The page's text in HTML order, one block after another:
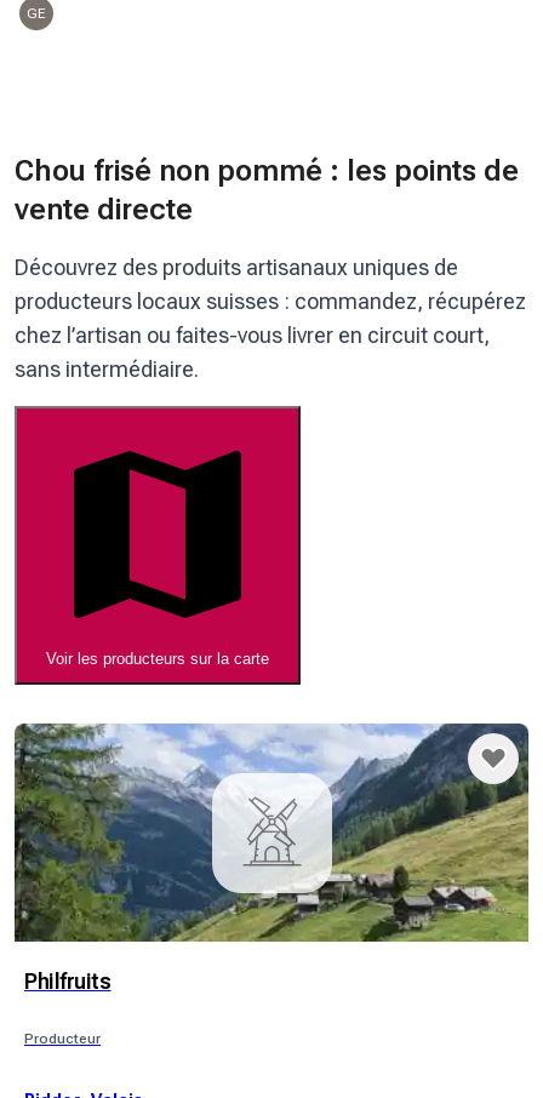
GE
Chou frisé non pommé : les points de
vente directe
Découvrez des produits artisanaux uniques de
producteurs locaux suisses : commandez, récupérez
chez l’artisan ou faites-vous livrer en circuit court,
sans intermédiaire.
Voir les producteurs sur la carte
Philfruits
Producteur